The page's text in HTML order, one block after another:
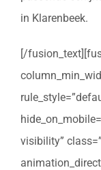
in Klarenbeek.
[/
visibility”